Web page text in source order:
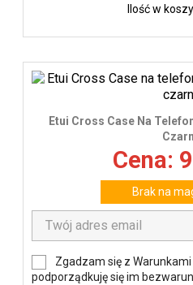
Ilość w
Etui Cross Case Na
Cena:
Brak na
Zgadzam się z Warunkami
podporządkuję się im